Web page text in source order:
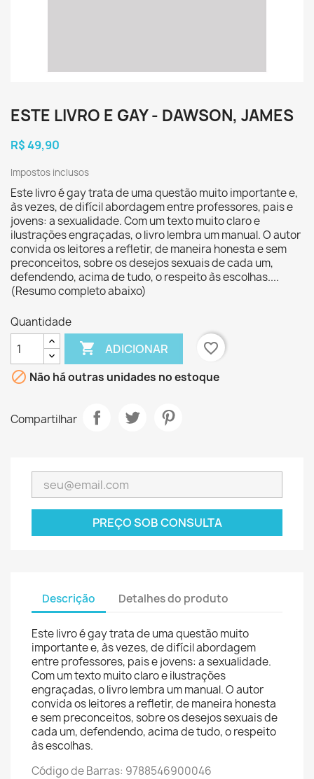
ESTE LIVRO E GAY - DAWSON, JAMES
R$ 49,90
Impostos inclusos
Este livro é gay trata de uma questão muito importante e,
às vezes, de difícil abordagem entre professores, pais e
jovens: a sexualidade. Com um texto muito claro e
ilustrações engraçadas, o livro lembra um manual. O autor
convida os leitores a refletir, de maneira honesta e sem
preconceitos, sobre os desejos sexuais de cada um,
defendendo, acima de tudo, o respeito às escolhas....
(Resumo completo abaixo)
Quantidade
 ADICIONAR
favorite_border
 Não há outras unidades no estoque
Compartilhar
PREÇO SOB CONSULTA
Descrição Detalhes do produto
Este livro é gay trata de uma questão muito
importante e, às vezes, de difícil abordagem
entre professores, pais e jovens: a sexualidade.
Com um texto muito claro e ilustrações
engraçadas, o livro lembra um manual. O autor
convida os leitores a refletir, de maneira honesta
e sem preconceitos, sobre os desejos sexuais de
cada um, defendendo, acima de tudo, o respeito
às escolhas.
Código de Barras: 9788546900046